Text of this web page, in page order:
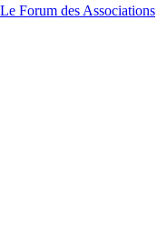
Forum des Associations